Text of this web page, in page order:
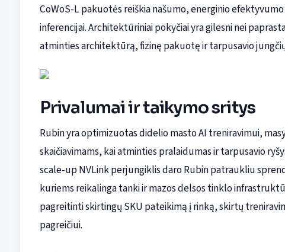
CoWoS-L pakuotės reiškia našumo, energinio
inferencijai. Architektūriniai pokyčiai yra gilesni nei
atminties architektūrą, fizinę pakuotę ir tarpusavio
Privalumai ir taikymo sritys
Rubin yra optimizuotas didelio masto AI treniravimui,
skaičiavimams, kai atminties pralaidumas ir tarpusavio
scale-up NVLink perjungiklis daro Rubin patraukliu
kuriems reikalinga tanki ir mazos delsos tinklo
pagreitinti skirtingų SKU pateikimą į rinką, skirtų
pagreičiui.